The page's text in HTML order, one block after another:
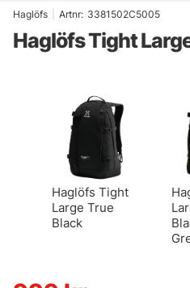
Haglöfs Artnr: 3381502C5005
Haglöfs Tight
Haglöfs Tight
Large True
Black